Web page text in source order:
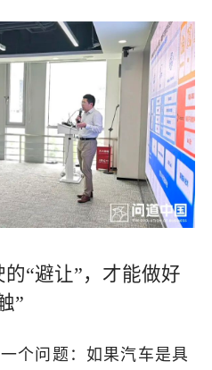
“避让”，才能做好
”
个问题：如果汽车是具